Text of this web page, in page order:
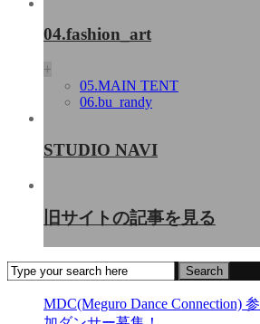
04.fashion_art
+
05.MAIN TENT
06.bu_randy
STUDIO NAVI
旧サイトの記事を見る
MDC(Meguro Dance Connection) 参